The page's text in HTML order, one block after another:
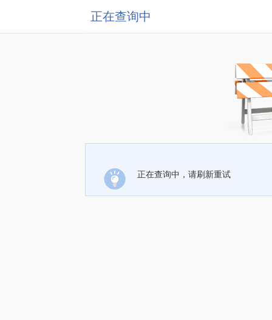
正在查询中
正在查询中，请刷新重试